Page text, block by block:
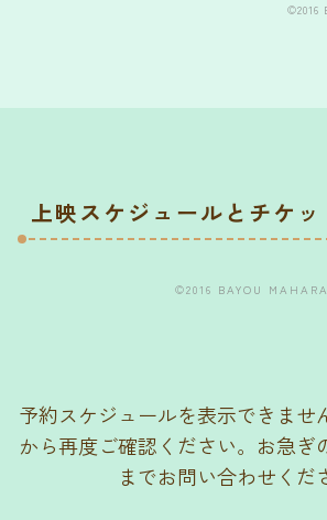
©2016
上映スケジュールとチケ
©2016 BAYOU
予約スケジュールを表示できませ
から再度ご確認ください。お急ぎ
までお問い合わせくだ